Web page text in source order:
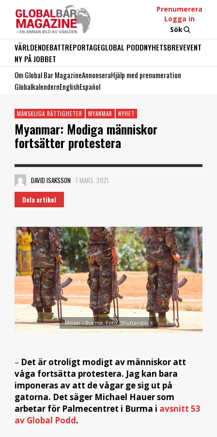
Prenumerera
Logga in
Sök
VÄRLDENDEBATTREPORTAGEGLOBAL PODDNYHETSBREVEVENT
NY PÅ JOBBET
Om Global Bar MagazineAnnonseraHjälp med prenumeration
GlobalkalendernEnglishEspañol
MÄNSKLIGA RÄTTIGHETER MYANMAR NYHET
Myanmar: Modiga människor
fortsätter protestera
DAVID ISAKSSON 7 MARS, 2021
Dela artikel
Militär i Burma. Foto: Shutterstock
– Det är otroligt modigt av människor att
våga fortsätta protestera. Jag kan bara
imponeras av att de vågar ge sig ut på
gatorna. Det säger Michael Hauer som
arbetar för Palmecentret i Burma i avsnitt 53
av Global Podd.